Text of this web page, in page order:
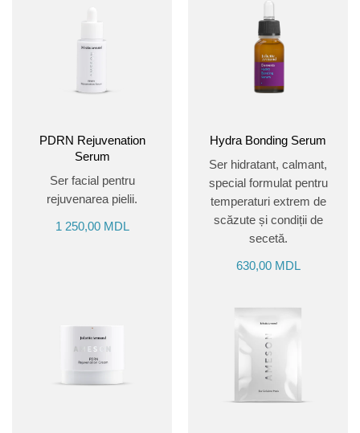
PDRN Rejuvenation
Serum
Ser facial pentru
rejuvenarea pielii.
1 250,00 MDL
Hydra Bonding Serum
Ser hidratant, calmant,
special formulat pentru
temperaturi extrem de
scăzute și condiții de
secetă.
630,00 MDL